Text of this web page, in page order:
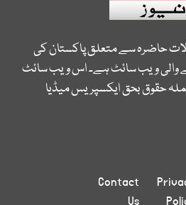
حاضرہ سے متعلق پاکستان کی
والی ویب سائٹ ہے۔ اس ویب سائٹ
حقوق بحق ایکسپریس میڈیا
Contact
Us